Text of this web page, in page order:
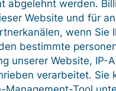
abgelehnt werden.
Website und für
wenn Sie
bestimmte
unserer Website,
verarbeitet. Sie